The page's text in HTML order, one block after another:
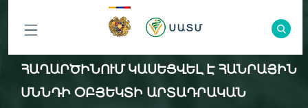
ԲՈԼՈՐ
ԲԱԺԻՆՆԵՐԸ
ՀԱՂԱՐԾԻՆՈՒՄ ԿԱՍԵՑՎԵԼ Է ՀԱՆՐԱՅԻՆ
ՍՆՆԴԻ ՕԲՅԵԿՏԻ ԱՐՏԱԴՐԱԿԱՆ